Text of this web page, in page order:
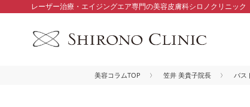
レーザー治療・エイジングエア専門の美容皮膚科シロノクリニック
美容コラムTOP 笠井 美貴子院長 バス